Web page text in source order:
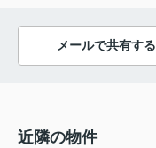
メールで共有する
近隣の物件